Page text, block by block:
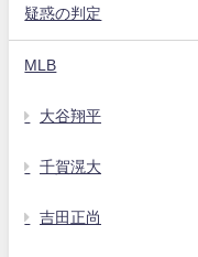
疑惑の判定
MLB
大谷翔平
千賀滉大
吉田正尚